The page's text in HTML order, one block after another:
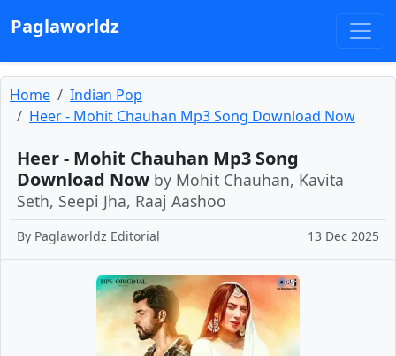
Paglaworldz
Home
Indian Pop
Heer - Mohit Chauhan Mp3 Song Download Now
Heer - Mohit Chauhan Mp3 Song
Download Now by Mohit Chauhan, Kavita
Seth, Seepi Jha, Raaj Aashoo
By Paglaworldz Editorial 13 Dec 2025